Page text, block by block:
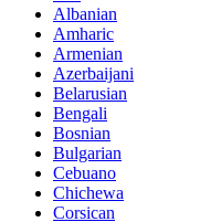
Albanian
Amharic
Armenian
Azerbaijani
Belarusian
Bengali
Bosnian
Bulgarian
Cebuano
Chichewa
Corsican